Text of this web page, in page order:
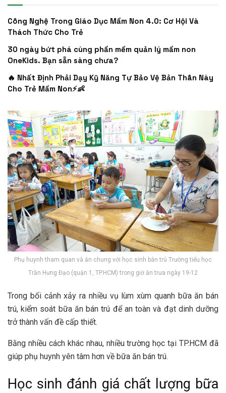
Công Nghệ Trong Giáo Dục Mầm Non 4.0: Cơ Hội Và
Thách Thức Cho Trẻ
30 ngày bứt phá cùng phần mềm quản lý mầm non
OneKids. Bạn sẵn sàng chưa?
🔥 Nhất Định Phải Dạy Kỹ Năng Tự Bảo Vệ Bản Thân Này
Cho Trẻ Mầm Non⚡👶
Phụ huynh tham quan và ăn chung với học sinh bán trú Trường tiểu học
Trần Hưng Đạo (quận 1, TP.HCM) trong giờ ăn trưa ngày 19-12
Trong bối cảnh xảy ra nhiều vụ lùm xùm quanh bữa ăn bán
trú, kiểm soát bữa ăn bán trú để an toàn và đạt dinh dưỡng
trở thành vấn đề cấp thiết.
Bằng nhiều cách khác nhau, nhiều trường học tại TP.HCM đã
giúp phụ huynh yên tâm hơn về bữa ăn bán trú.
Học sinh đánh giá chất lượng bữa